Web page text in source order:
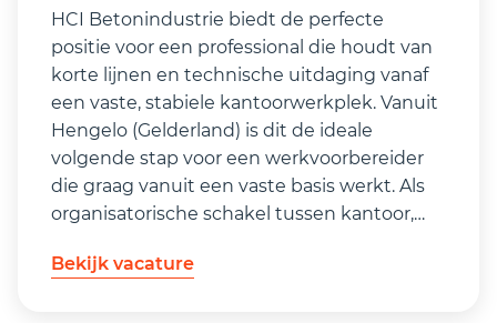
HCI Betonindustrie biedt de perfecte
positie voor een professional die houdt van
korte lijnen en technische uitdaging vanaf
een vaste, stabiele kantoorwerkplek. Vanuit
Hengelo (Gelderland) is dit de ideale
volgende stap voor een werkvoorbereider
die graag vanuit een vaste basis werkt. Als
organisatorische schakel tussen kantoor,
het resultaat van het werk direct zichtbaar.
Bekijk vacature